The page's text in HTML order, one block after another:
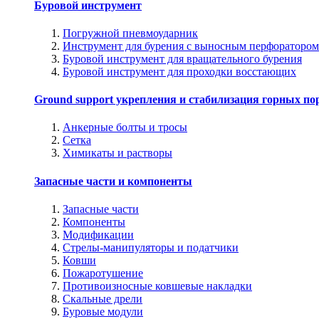
Буровой инструмент
Погружной пневмоударник
Инструмент для бурения с выносным перфоратором
Буровой инструмент для вращательного бурения
Буровой инструмент для проходки восстающих
Ground support укрепления и стабилизация горных
Анкерные болты и тросы
Сетка
Химикаты и растворы
Запасные части и компоненты
Запасные части
Компоненты
Модификации
Стрелы-манипуляторы и податчики
Ковши
Пожаротушение
Противоизносные ковшевые накладки
Скальные дрели
Буровые модули